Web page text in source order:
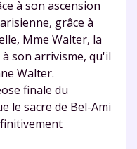
à son ascension
grâce à
Mme Walter, la
son arrivisme, qu'il
Walter.
finale du
le sacre de Bel-Ami